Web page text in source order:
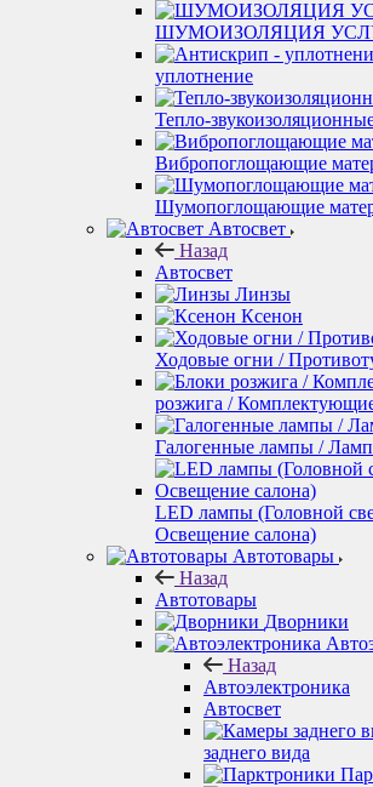
ШУМОИЗОЛЯЦИЯ
уплотнение
Тепло-
Вибропоглощающие
Шумопоглощающие
Автосвет
Назад
Автосвет
Линзы
Ксенон
Ходовые огни /
розжига /
Галогенные лампы /
LED лампы (Головной
Освещение салона)
Автотовары
Назад
Автотовары
Дворники
Назад
Автоэлектроника
Автосвет
заднего вида